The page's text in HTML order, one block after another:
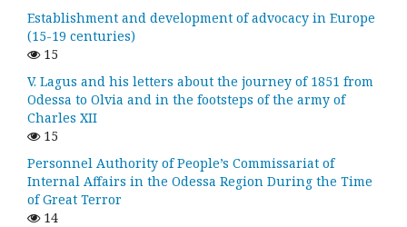
Establishment and development of advocacy in Europe
(15-19 centuries)
15
V. Lagus and his letters about the journey of 1851 from
Odessa to Olvia and in the footsteps of the army of
Charles XII
15
Personnel Authority of People’s Commissariat of
Internal Affairs in the Odessa Region During the Time
of Great Terror
14